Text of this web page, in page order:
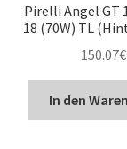
Pirelli Angel GT
18 (70W) TL
150.07€
In den